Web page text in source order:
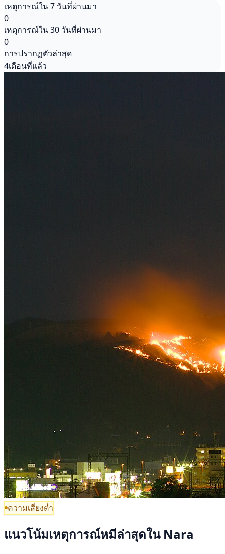
เหตุการณ์ใน 7 วันที่ผ่านมา
0
เหตุการณ์ใน 30 วันที่ผ่านมา
0
การปรากฏตัวล่าสุด
4เดือนที่แล้ว
ความเสี่ยงต่ำ
แนวโน้มเหตุการณ์หมีล่าสุดใน Nara